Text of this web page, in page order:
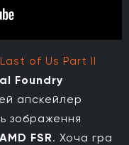
of Us Part II
Foundry
апскейлер
зображення
AMD FSR. Хоча гра